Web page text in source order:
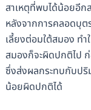
สาเหตุที่พบได้น้อยอี
หลังจากการคลอดบุ
เลี้ยงต่อมใต้สมอง ทำ
สมองก็จะผิดปกติไป
ซึ่งส่งผลกระทบกับปริ
น้อยผิดปกติได้